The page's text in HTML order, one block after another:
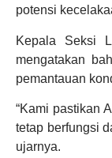
potensi
Kepala Seksi
mengatakan
pemantauan
“Kami pastikan
tetap berfungsi
ujarnya.